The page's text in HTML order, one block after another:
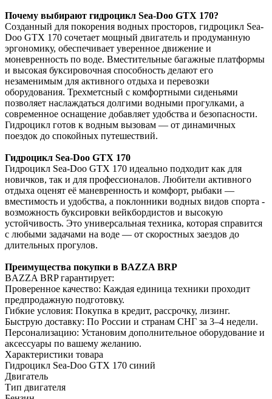
Почему выбирают гидроцикл Sea-Doo GTX 170?
Созданный для покорения водных просторов, гидроцикл Sea-
Doo GTX 170 сочетает мощный двигатель и продуманную
эргономику, обеспечивает уверенное движение и
моневренность по воде. Вместительные багажные платформы
и высокая буксировочная способность делают его
незаменимым для активного отдыха и перевозки
оборудования. Трехметсный с комфортными сиденьями
позволяет наслаждаться долгими водными прогулками, а
современное оснащение добавляет удобства и безопасности.
Гидроцикл готов к водным вызовам — от динамичных
поездок до спокойных путешествий.
Гидроцикл Sea-Doo GTX 170
Гидроцикл Sea-Doo GTX 170 идеально подходит как для
новичков, так и для профессионалов. Любители активного
отдыха оценят её маневренность и комфорт, рыбаки —
вместимость и удобства, а поклонники водных видов спорта -
возможность буксировки вейкбордистов и высокую
устойчивость. Это универсальная техника, которая справится
с любыми задачами на воде — от скоростных заездов до
длительных прогулов.
Преимущества покупки в BAZZA BRP
BAZZA BRP гарантирует:
Проверенное качество: Каждая единица техники проходит
предпродажную подготовку.
Гибкие условия: Покупка в кредит, рассрочку, лизинг.
Быструю доставку: По России и странам СНГ за 3–4 недели.
Персонализацию: Установим дополнительное оборудование и
аксессуары по вашему желанию.
Характеристики товара
Гидроцикл Sea-Doo GTX 170 синий
Двигатель
Тип двигателя